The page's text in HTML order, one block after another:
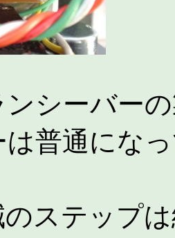
ンシーバー
は普通にな
のステップ